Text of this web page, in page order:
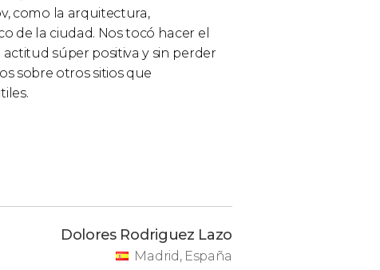
como la arquitectura,
de la ciudad. Nos tocó hacer el
súper positiva y sin perder
sobre otros sitios que
Dolores Rodriguez Lazo
Madrid, España